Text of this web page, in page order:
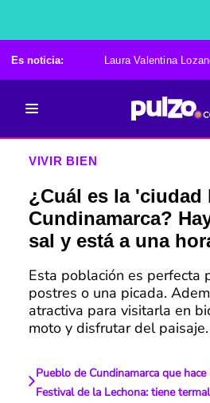
Es noticia: Laura Valentina
VIVIR BIEN
¿Cuál es la 'ciudad
Cundinamarca?
sal y está a una
Esta población es perfecta
postres o una picada.
atractiva para visitarla en
moto y disfrutar del paisaje.
Pueblo de Cundinamarca que
Festival de la Lechona: tiene